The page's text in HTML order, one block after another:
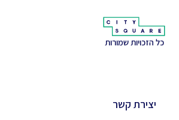
כל הזכויות שמורות
יצירת קשר